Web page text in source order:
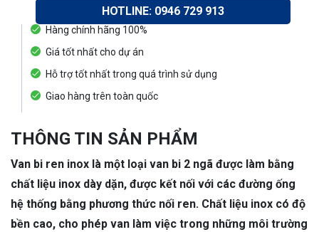
HOTLINE: 0946 729 913
Hàng chính hãng 100%
Giá tốt nhất cho dự án
Hỗ trợ tốt nhất trong quá trình sử dụng
Giao hàng trên toàn quốc
THÔNG TIN SẢN PHẨM
Van bi ren inox là một loại van bi 2 ngã được làm bằng
chất liệu inox dày dặn, được kết nối với các đường ống
hệ thống bằng phương thức nối ren. Chất liệu inox có độ
bền cao, cho phép van làm việc trong những môi trường